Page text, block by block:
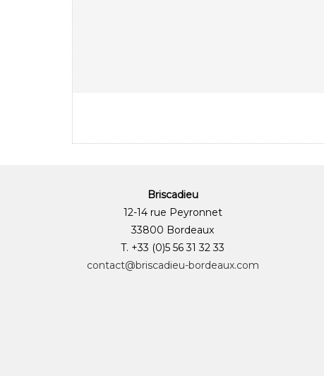
Briscadieu
12-14 rue Peyronnet
33800 Bordeaux
T. +33 (0)5 56 31 32 33
contact@briscadieu-bordeaux.com